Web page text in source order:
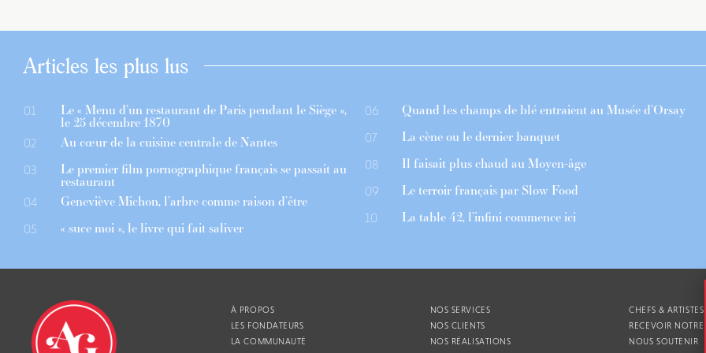
Articles les plus lus
01 Le « Menu d’un restaurant de Paris pendant le Siège »,
le 25 décembre 1870
02 Au cœur de la cuisine centrale de Nantes
03 Le premier film pornographique français se passait au
restaurant
04 Geneviève Michon, l’arbre comme raison d’être
05 « suce moi », le livre qui fait saliver
06 Quand les champs de blé entraient au Musée d’Orsay
07 La cène ou le dernier banquet
08 Il faisait plus chaud au Moyen-âge
09 Le terroir français par Slow Food
10 La table 42, l’infini commence ici
À PROPOS
LES FONDATEURS
LA COMMUNAUTÉ
NOS SERVICES
NOS CLIENTS
NOS RÉALISATIONS
CHEFS & ARTISTES
RECEVOIR NOTRE
NOUS SOUTENIR